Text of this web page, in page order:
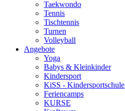
Taekwondo
Tennis
Tischtennis
Turnen
Volleyball
Angebote
Yoga
Babys & Kleinkinder
Kindersport
KiSS - Kindersportschule
Feriencamps
KURSE